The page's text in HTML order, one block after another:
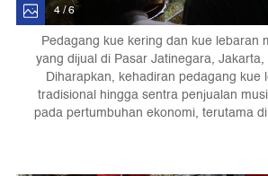
4 / 6
Pedagang kue kering dan kue lebaran
yang dijual di Pasar Jatinegara,
Diharapkan, kehadiran pedagang kue
tradisional hingga sentra penjualan
pada pertumbuhan ekonomi, terutama